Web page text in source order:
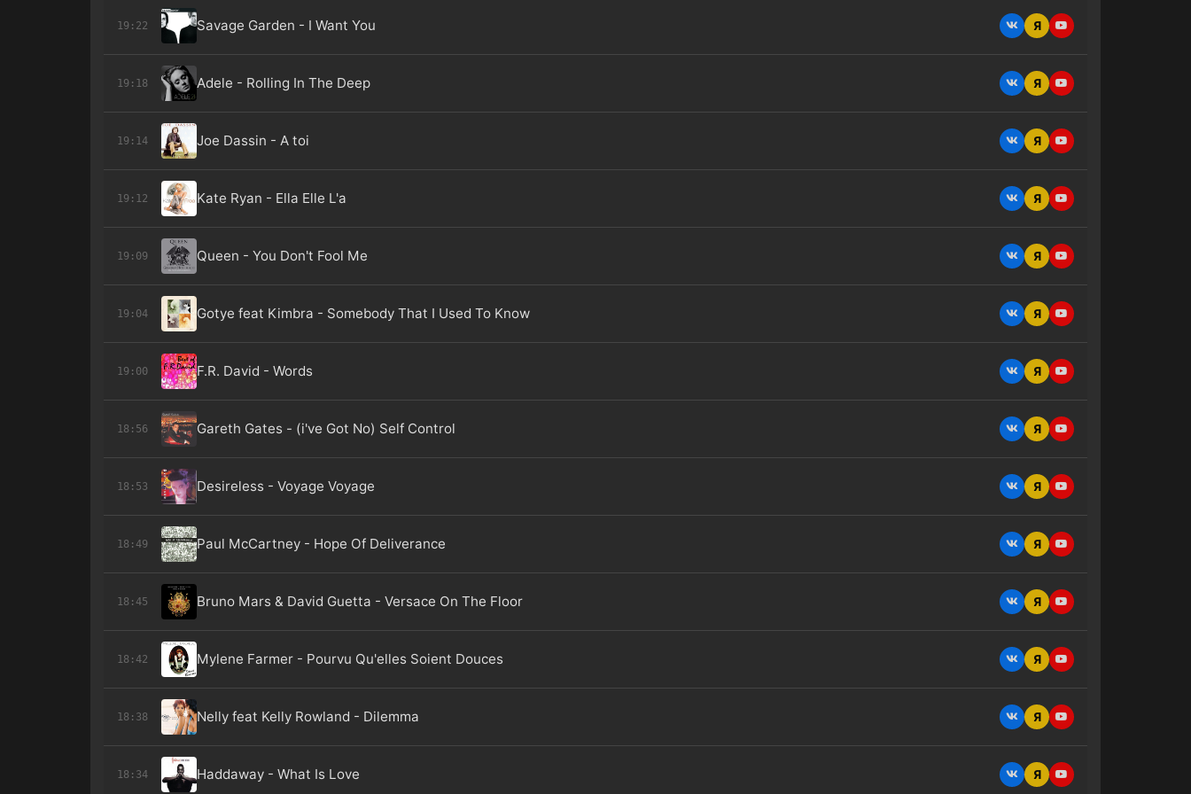
19:22 Savage Garden - I Want You Я
19:18 Adele - Rolling In The Deep Я
19:14 Joe Dassin - A toi Я
19:12 Kate Ryan - Ella Elle L'a Я
19:09 Queen - You Don't Fool Me Я
19:04 Gotye feat Kimbra - Somebody That I Used To Know Я
19:00 F.R. David - Words Я
18:56 Gareth Gates - (i've Got No) Self Control Я
18:53 Desireless - Voyage Voyage Я
18:49 Paul McCartney - Hope Of Deliverance Я
18:45 Bruno Mars & David Guetta - Versace On The Floor Я
18:42 Mylene Farmer - Pourvu Qu'elles Soient Douces Я
18:38 Nelly feat Kelly Rowland - Dilemma Я
18:34 Haddaway - What Is Love Я